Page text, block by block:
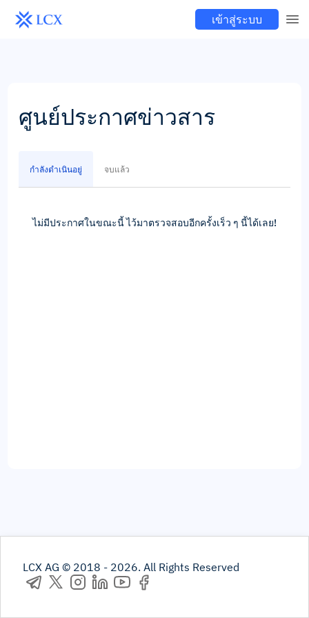
เข้าสู่ระบบ
ศูนย์ประกาศข่าวสาร
กำลังดำเนินอยู่ จบแล้ว
ไม่มีประกาศในขณะนี้ ไว้มาตรวจสอบอีกครั้งเร็ว ๆ นี้ได้เลย!
LCX AG © 2018 - 2026. All Rights Reserved